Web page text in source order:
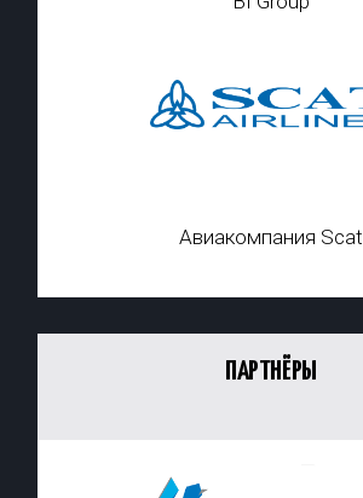
Авиакомпания Scat
ПАРТНЁРЫ